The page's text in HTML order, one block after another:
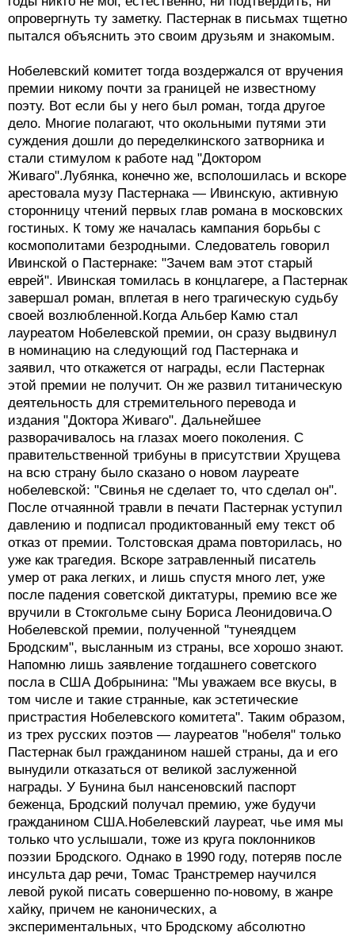
опровергнуть ту заметку. Пастернак в письмах тщетно
пытался объяснить это своим друзьям и знакомым.
Нобелевский комитет тогда воздержался от вручения
премии никому почти за границей не известному
поэту. Вот если бы у него был роман, тогда другое
дело. Многие полагают, что окольными путями эти
суждения дошли до переделкинского затворника и
стали стимулом к работе над "Доктором
Живаго".Лубянка, конечно же, всполошилась и вскоре
арестовала музу Пастернака — Ивинскую, активную
сторонницу чтений первых глав романа в московских
гостиных. К тому же началась кампания борьбы с
космополитами безродными. Следователь говорил
Ивинской о Пастернаке: "Зачем вам этот старый
еврей". Ивинская томилась в концлагере, а Пастернак
завершал роман, вплетая в него трагическую судьбу
своей возлюбленной.Когда Альбер Камю стал
лауреатом Нобелевской премии, он сразу выдвинул
в номинацию на следующий год Пастернака и
заявил, что откажется от награды, если Пастернак
этой премии не получит. Он же развил титаническую
деятельность для стремительного перевода и
издания "Доктора Живаго". Дальнейшее
разворачивалось на глазах моего поколения. С
правительственной трибуны в присутствии Хрущева
на всю страну было сказано о новом лауреате
нобелевской: "Свинья не сделает то, что сделал он".
После отчаянной травли в печати Пастернак уступил
давлению и подписал продиктованный ему текст об
отказ от премии. Толстовская драма повторилась, но
уже как трагедия. Вскоре затравленный писатель
умер от рака легких, и лишь спустя много лет, уже
после падения советской диктатуры, премию все же
вручили в Стокгольме сыну Бориса Леонидовича.О
Нобелевской премии, полученной "тунеядцем
Бродским", высланным из страны, все хорошо знают.
Напомню лишь заявление тогдашнего советского
посла в США Добрынина: "Мы уважаем все вкусы, в
том числе и такие странные, как эстетические
пристрастия Нобелевского комитета". Таким образом,
из трех русских поэтов — лауреатов "нобеля" только
Пастернак был гражданином нашей страны, да и его
вынудили отказаться от великой заслуженной
награды. У Бунина был нансеновский паспорт
беженца, Бродский получал премию, уже будучи
гражданином США.Нобелевский лауреат, чье имя мы
только что услышали, тоже из круга поклонников
поэзии Бродского. Однако в 1990 году, потеряв после
инсульта дар речи, Томас Транстремер научился
левой рукой писать совершенно по-новому, в жанре
хайку, причем не канонических, а
экспериментальных, что Бродскому абсолютно